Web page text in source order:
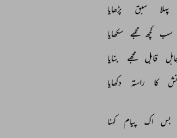
پہلا سبق پڑھایا
سب کچھ مجھے سکھایا
قابل مجھے
بنایا
کا راستہ دکھایا
بس اک پیام
کہنا